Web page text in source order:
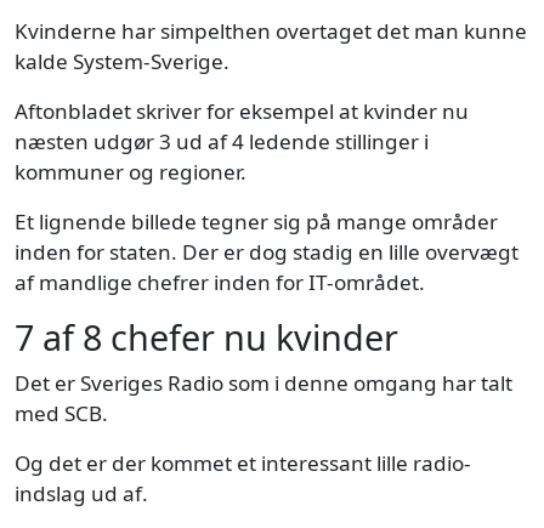
Kvinderne har simpelthen overtaget det man kunne
kalde System-Sverige.
Aftonbladet skriver for eksempel at kvinder nu
næsten udgør 3 ud af 4 ledende stillinger i
kommuner og regioner.
Et lignende billede tegner sig på mange områder
inden for staten. Der er dog stadig en lille overvægt
af mandlige chefrer inden for IT-området.
7 af 8 chefer nu kvinder
Det er Sveriges Radio som i denne omgang har talt
med SCB.
Og det er der kommet et interessant lille radio-
indslag ud af.